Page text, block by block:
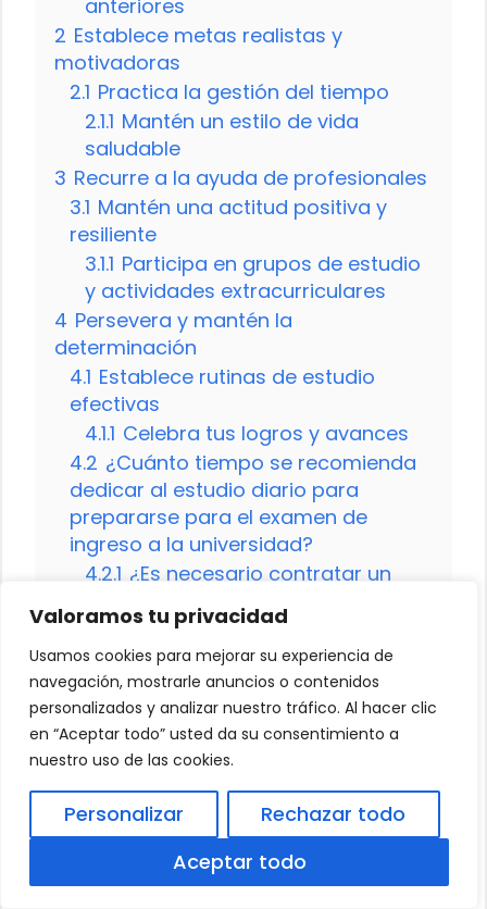
Valoramos tu privacidad
Usamos cookies para mejorar su experiencia de
navegación, mostrarle anuncios o contenidos
personalizados y analizar nuestro tráfico. Al hacer clic
en “Aceptar todo” usted da su consentimiento a
nuestro uso de las cookies.
Personalizar
Rechazar todo
Aceptar todo
anteriores
2 Establece metas realistas y
motivadoras
2.1 Practica la gestión del tiempo
2.1.1 Mantén un estilo de vida
saludable
3 Recurre a la ayuda de profesionales
3.1 Mantén una actitud positiva y
resiliente
3.1.1 Participa en grupos de estudio
y actividades extracurriculares
4 Persevera y mantén la
determinación
4.1 Establece rutinas de estudio
efectivas
4.1.1 Celebra tus logros y avances
4.2 ¿Cuánto tiempo se recomienda
dedicar al estudio diario para
prepararse para el examen de
ingreso a la universidad?
4.2.1 ¿Es necesario contratar un
tutor para prepararse para el
examen de ingreso a la
universidad?
4.3 ¿Qué estrategias son más
efectivas para memorizar
información y conceptos
importantes?
Ciencias de la Educación: